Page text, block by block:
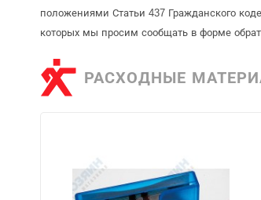
положениями Статьи 437 Гражданского
которых мы просим сообщать в форме
РАСХОДНЫЕ